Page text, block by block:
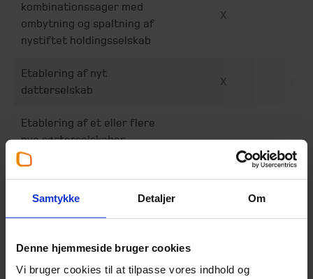
Samtykke Detaljer Om
Denne hjemmeside bruger cookies
Vi bruger cookies til at tilpasse vores indhold og
kombinationssager med
ombytning og spaltning af
nystiftet holdingsselskab
X
Etablering af nyt
datterselskab
X
Etablering af et eller flere
nye søsterselskaber
(grenspaltning)
aktiviteter til to eller flere
selskaber
Sammenlægning af to eller